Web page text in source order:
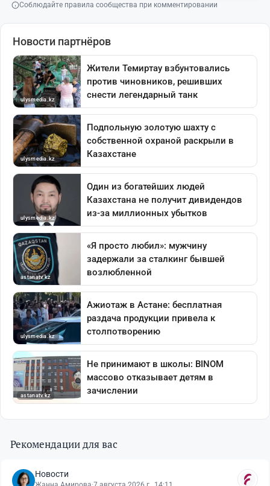
Соблюдайте правила сообщества при комментировании
Рекомендации для вас
Новости